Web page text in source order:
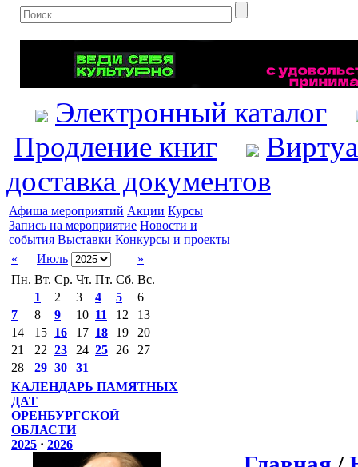
Электронный каталог
Продление книг
доставка документов
Афиша мероприятий Акции Курсы
Запись на мероприятие Новости и
события Выставки Конкурсы и проекты
«
Июль
»
Пн. Вт. Ср. Чт. Пт. Сб. Вс.
1
2 3 4 5
6
7
8 9 10 11 12
13
14
15 16 17 18 19
20
21
22 23 24 25 26
27
28
29 30
31
КАЛЕНДАРЬ ПАМЯТНЫХ
ДАТ
ОРЕНБУРГСКОЙ
ОБЛАСТИ
2025 · 2026